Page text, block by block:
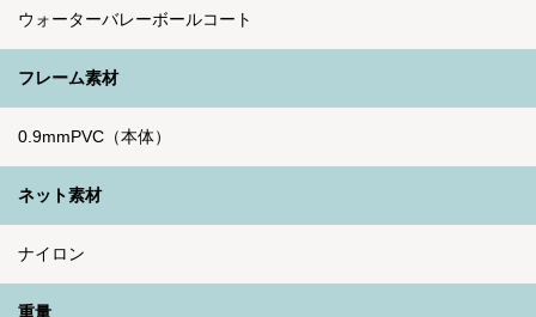
ウォーターバレーボールコート
フレーム素材
0.9mmPVC（本体）
ネット素材
ナイロン
重量